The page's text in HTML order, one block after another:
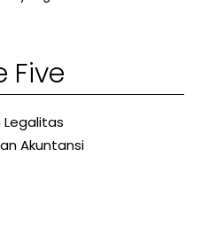
Five
Akuntansi